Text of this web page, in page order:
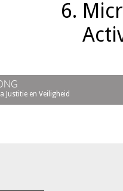
Justitie en Veiligheid